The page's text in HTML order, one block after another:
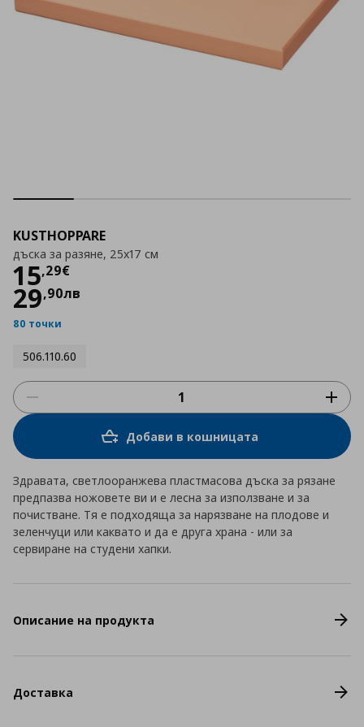
KUSTHOPPARE
дъска за разяне, 25x17 см
15,29€
Цена
29,90лв
80 точки
506.110.60
Добави в кошницата
Здравата, светлооранжева пластмасова дъска за рязане
предпазва ножовете ви и е лесна за използване и за
почистване. Тя е подходяща за нарязване на плодове и
зеленчуци или каквато и да е друга храна - или за
сервиране на студени хапки.
Описание на продукта
Доставка